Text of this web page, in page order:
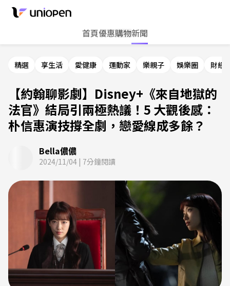
首頁優惠購物新聞
精選 享生活 愛健康 運動家 樂親子 娛樂圈 財經
【約翰聊影劇】Disney+《來自地獄的
法官》結局引兩極熱議！5 大觀後感：
朴信惠演技撐全劇，戀愛線成多餘？
Bella儂儂
2024/11/04 | 7分鐘閱讀